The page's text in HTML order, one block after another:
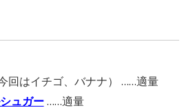
回はイチゴ、バナナ） ……適量
ュガー……適量